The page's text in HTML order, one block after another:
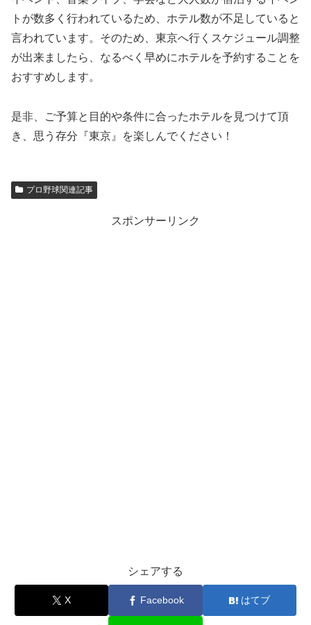
トが数多く行われているため、ホテル数が不足していると
言われています。そのため、東京へ行くスケジュール調整
が出来ましたら、なるべく早めにホテルを予約することを
おすすめします。
是非、ご予算と目的や条件に合ったホテルを見つけて頂
き、思う存分『東京』を楽しんでください！
プロ野球関連記事
スポンサーリンク
シェアする
X Facebook はてブ